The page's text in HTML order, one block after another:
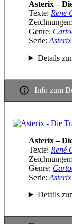
Asterix –
Texte: René
Zeichnungen:
Genre:
Serie:
Details
Info zum
Asterix –
Texte: René
Zeichnungen:
Genre:
Serie:
Details